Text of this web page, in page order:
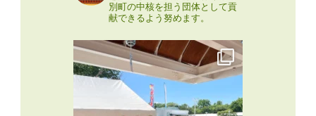
別町の中核を担う団体として貢
献できるよう努めます。